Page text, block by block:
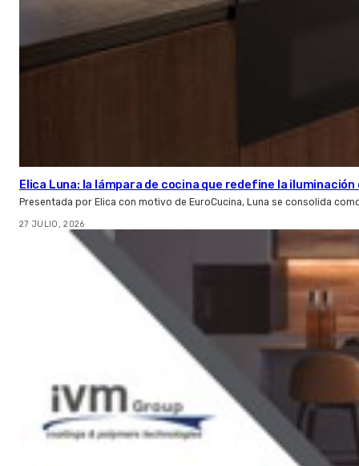
Elica Luna: la lámpara de cocina que redefine la
Presentada por Elica con motivo de EuroCucina, Luna se consolida
27 JULIO, 2026